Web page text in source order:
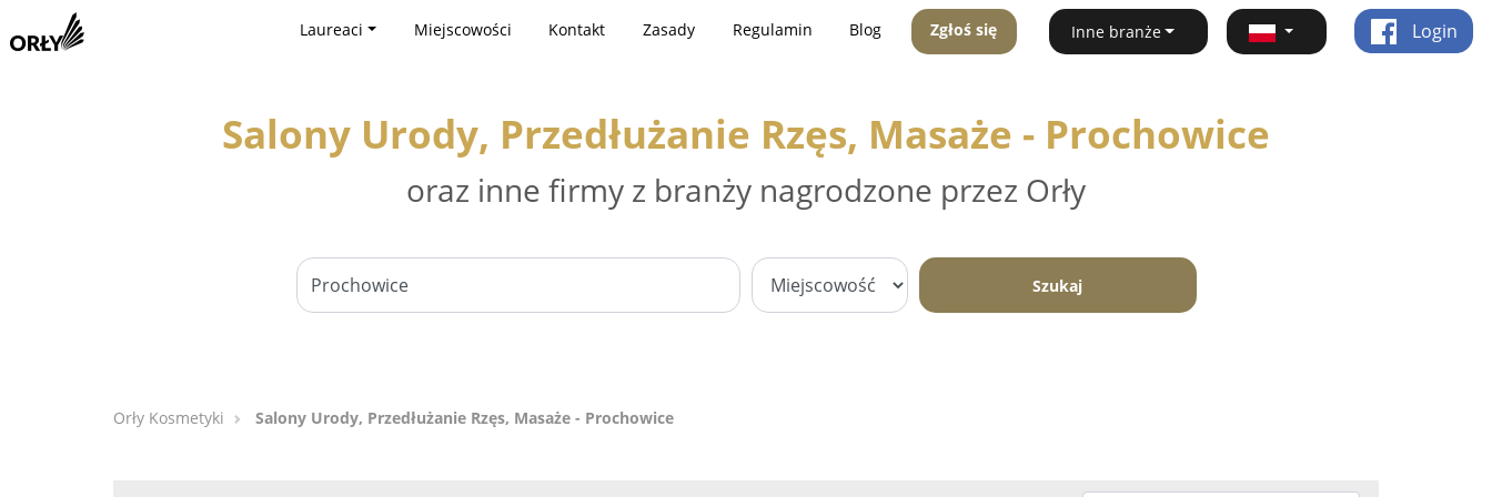
Laureaci Miejscowości Kontakt Zasady Regulamin Blog Zgłoś się Inne branże Login
Salony Urody, Przedłużanie Rzęs, Masaże - Prochowice
oraz inne firmy z branży nagrodzone przez Orły
Szukaj
Orły Kosmetyki Salony Urody, Przedłużanie Rzęs, Masaże - Prochowice